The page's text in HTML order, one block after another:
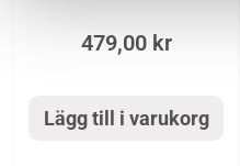
479,00 kr
Lägg till i varukorg